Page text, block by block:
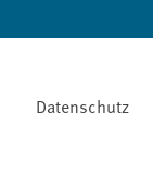
Datenschutz